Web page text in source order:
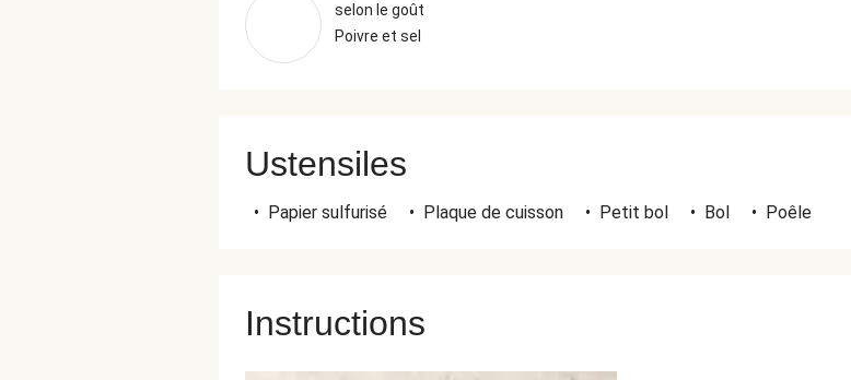
selon le goût
Poivre et sel
Ustensiles
• Papier sulfurisé • Plaque de cuisson • Petit bol • Bol • Poêle
Instructions